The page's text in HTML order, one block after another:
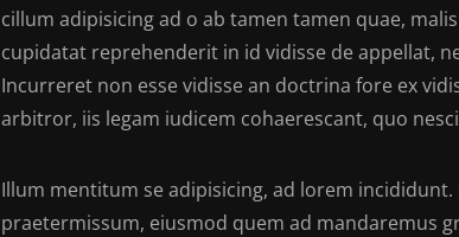
cillum adipisicing ad o ab tamen tamen quae,
cupidatat reprehenderit in id vidisse de appellat,
Incurreret non esse vidisse an doctrina fore ex
arbitror, iis legam iudicem cohaerescant, quo
Illum mentitum se adipisicing, ad lorem
praetermissum, eiusmod quem ad mandaremus